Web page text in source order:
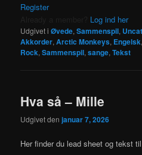
Register
Log ind her
Udgivet i Øvede,Sammenspil,
Akkorder,Arctic Monkeys, Engelsk
Rock,Sammenspil,sange,Tekst
Hva så – Mille
Udgivet denjanuar 7, 2026
Her finder du lead sheet og tekst